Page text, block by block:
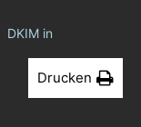
DKIM in
Drucken